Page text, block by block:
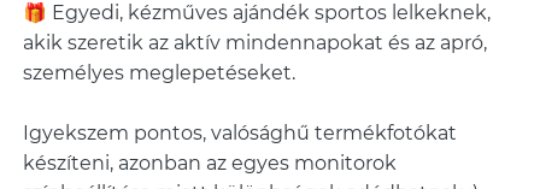
🎁 Egyedi, kézműves ajándék sportos lelkeknek,
akik szeretik az aktív mindennapokat és az apró,
személyes meglepetéseket.
Igyekszem pontos, valósághű termékfotókat
készíteni, azonban az egyes monitorok